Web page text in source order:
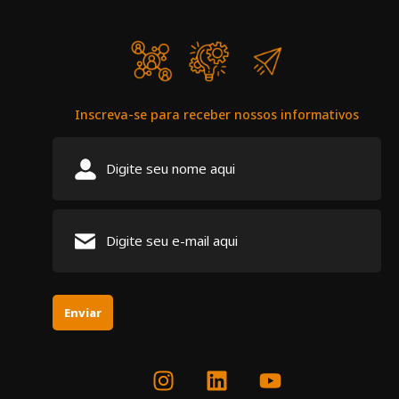
Inscreva-se para receber nossos informativos
Enviar